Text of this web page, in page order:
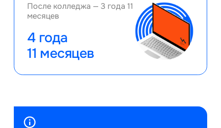
После колледжа — 3 года 11
месяцев
4 года
11 месяцев